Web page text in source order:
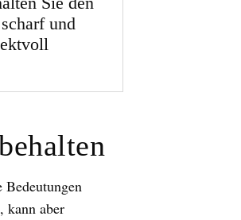
und
kann aber